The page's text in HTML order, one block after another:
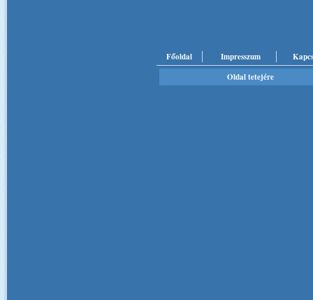
Főoldal Impresszum
Oldal tetejére